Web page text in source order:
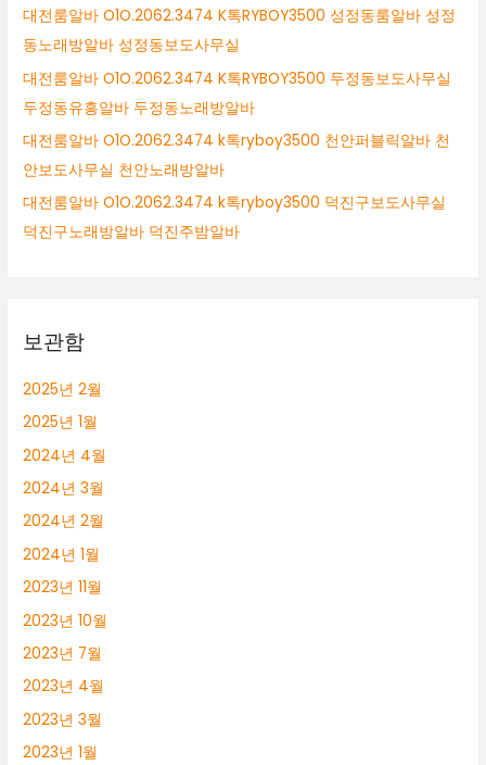
미
시
퍼
블
릭
바
구
미
룸
바
대전룸알바 O1O.2062.3474 K톡RYBOY3500 성정동룸알바 성정
동노래방알바 성정동보도사무실
대전룸알바 O1O.2062.3474 K톡RYBOY3500 두정동보도사무실
두정동유흥알바 두정동노래방알바
대전룸알바 O1O.2062.3474 k톡ryboy3500 천안퍼블릭알바 천
안보도사무실 천안노래방알바
대전룸알바 O1O.2062.3474 k톡ryboy3500 덕진구보도사무실
덕진구노래방알바 덕진주밤알바
보관함
2025년 2월
2025년 1월
2024년 4월
2024년 3월
2024년 2월
2024년 1월
2023년 11월
2023년 10월
2023년 7월
2023년 4월
2023년 3월
2023년 1월